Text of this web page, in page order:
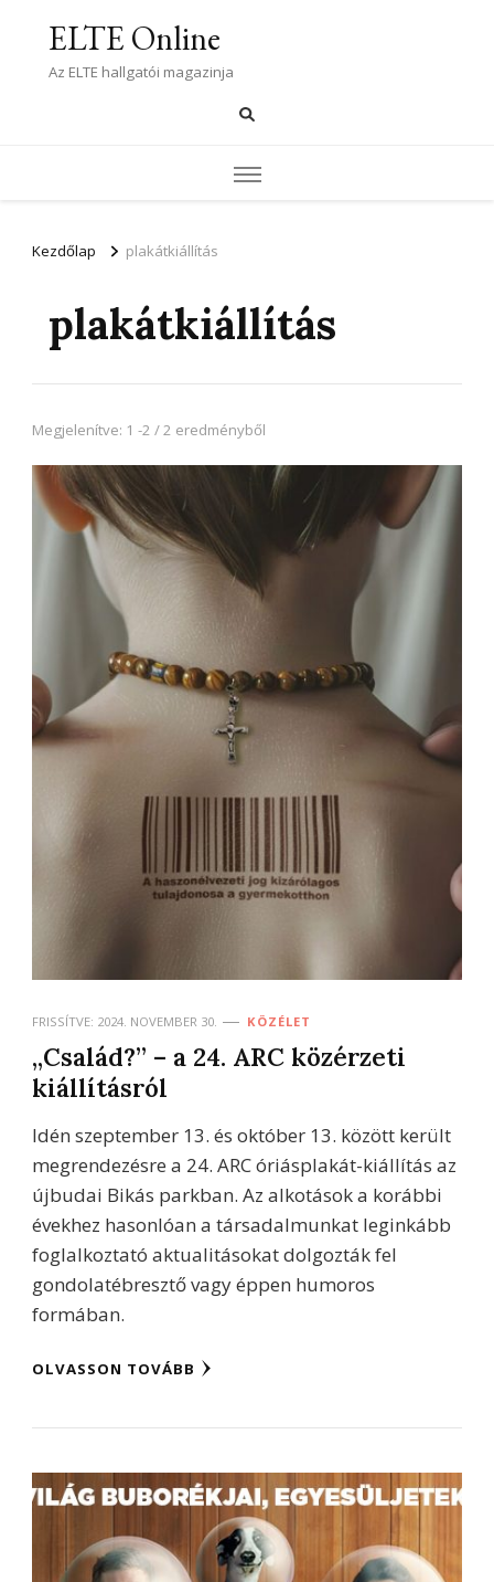
ELTE Online
Az ELTE hallgatói magazinja
Kezdőlap plakátkiállítás
plakátkiállítás
Megjelenítve: 1 -2 / 2 eredményből
FRISSÍTVE: 2024. NOVEMBER 30. KÖZÉLET
,,Család?” – a 24. ARC közérzeti
kiállításról
Idén szeptember 13. és október 13. között került
megrendezésre a 24. ARC óriásplakát-kiállítás az
újbudai Bikás parkban. Az alkotások a korábbi
évekhez hasonlóan a társadalmunkat leginkább
foglalkoztató aktualitásokat dolgozták fel
gondolatébresztő vagy éppen humoros
formában.
OLVASSON TOVÁBB